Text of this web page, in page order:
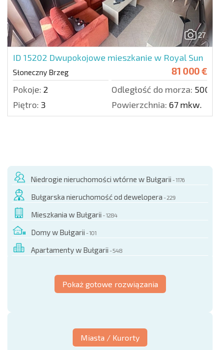
27
ID 15202 Dwupokojowe mieszkanie w Royal Sun
Słoneczny Brzeg 81 000 €
Pokoje: 2 Odległość do morza: 500
Piętro: 3 Powierzchnia: 67 mkw.
Niedrogie nieruchomości wtórne w Bułgarii - 1176
Bułgarska nieruchomość od dewelopera - 229
Mieszkania w Bułgarii - 1284
Domy w Bułgarii - 101
Apartamenty w Bułgarii - 548
Pokaż gotowe rozwiązania
Miasta / Kurorty